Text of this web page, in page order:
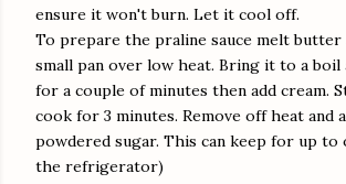
ensure it won't burn. Let it cool off.
To prepare the praline sauce melt butter
small pan over low heat. Bring it to a
for a couple of minutes then add cream.
cook for 3 minutes. Remove off heat and
powdered sugar. This can keep for up to
the refrigerator)